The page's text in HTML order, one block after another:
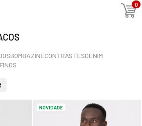
0
BOMBAZINECONTRASTESDENIM
FINOS
NOVIDADE